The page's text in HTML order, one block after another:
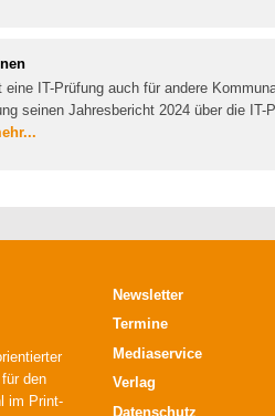
IT-Prüfung auch für andere
seinen Jahresbericht 2024 über die IT-
den
im Print-
Newsletter
Termine
Mediaservice
Verlag
Datenschutz